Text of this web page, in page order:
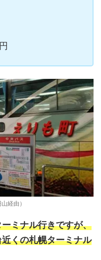
経由）
ミナル行きですが、
くの札幌ターミナル